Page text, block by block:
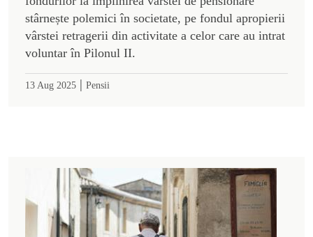
stârnește polemici în societate, pe fondul apropierii
vârstei retragerii din activitate a celor care au intrat
voluntar în Pilonul II.
13 Aug 2025 | Pensii